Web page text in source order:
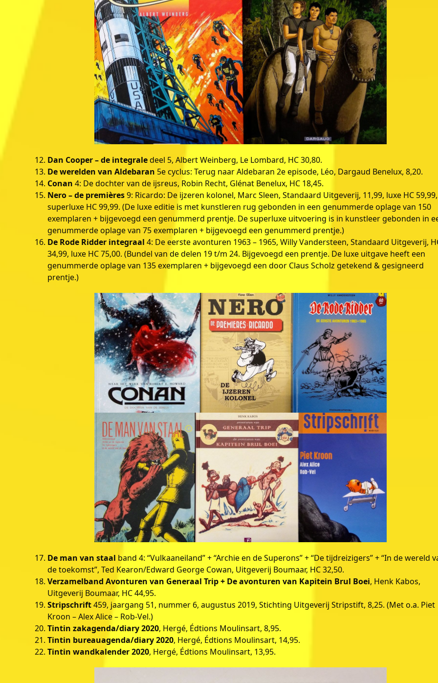
Dan Cooper – de integraledeel 5, Albert Weinberg, Le Lombard, HC 30,80.
De werelden van Aldebaran 5e cyclus: Terug naar Aldebaran 2e episode, Léo, Dargaud Benelux, 8,20.
Conan 4: De dochter van de ijsreus, Robin Recht, Glénat Benelux, HC 18,45.
Nero – de premières9: Ricardo: De ijzeren kolonel, Marc Sleen, Standaard Uitgeverij, 11,99, luxe HC 59,99,
superluxe HC 99,99. (De luxe editie is met kunstleren rug gebonden in een genummerde oplage van 150
exemplaren + bijgevoegd een genummerd prentje. De superluxe uitvoering is in kunstleer gebonden in
genummerde oplage van 75 exemplaren + bijgevoegd een genummerd prentje.)
De Rode Ridder integraal 4: De eerste avonturen 1963 – 1965, Willy Vandersteen, Standaard Uitgeverij,
34,99, luxe HC 75,00. (Bundel van de delen 19 t/m 24. Bijgevoegd een prentje. De luxe uitgave heeft een
genummerde oplage van 135 exemplaren + bijgevoegd een door Claus Scholz getekend & gesigneerd
prentje.)
De man van staal band 4: “Vulkaaneiland” + “Archie en de Superons” + “De tijdreizigers” + “In de wereld
de toekomst”, Ted Kearon/Edward George Cowan, Uitgeverij Boumaar, HC 32,50.
Verzamelband Avonturen van Generaal Trip + De avonturen van Kapitein Brul Boei, Henk Kabos,
Uitgeverij Boumaar, HC 44,95.
Stripschrift459, jaargang 51, nummer 6, augustus 2019, Stichting Uitgeverij Stripstift, 8,25. (Met o.a. Piet
Kroon – Alex Alice – Rob-Vel.)
Tintin zakagenda/diary 2020, Hergé, Édtions Moulinsart, 8,95.
Tintin bureauagenda/diary 2020, Hergé, Édtions Moulinsart, 14,95.
Tintin wandkalender 2020, Hergé, Édtions Moulinsart, 13,95.